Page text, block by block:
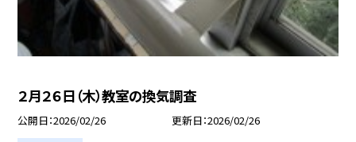
２月２６日（木）教室の換気調査
公開日 2026/02/26 更新日 2026/02/26